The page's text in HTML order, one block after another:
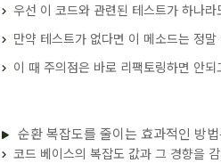
우선 이 코드와 관련된 테스트가 하나
만약 테스트가 없다면 이 메소드는 정
이 때 주의점은 바로 리팩토링하면 안
순환 복잡도를 줄이는 효과적인 방
코드 베이스의 복잡도 값과 그 경향을